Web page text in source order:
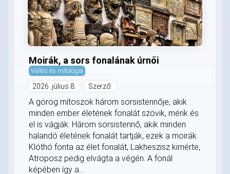
Moirák, a sors fonalának úrnői
Vallás és mitológia
2026. július 8. Szerző:
A görög mítoszok három sorsistennője, akik
minden ember életének fonalát szövik, mérik és
el is vágják. Három sorsistennő, akik minden
halandó életének fonalát tartják, ezek a moirák.
Klóthó fonta az élet fonalát, Lakheszisz kimérte,
Atroposz pedig elvágta a végén. A fonál
képében így a...